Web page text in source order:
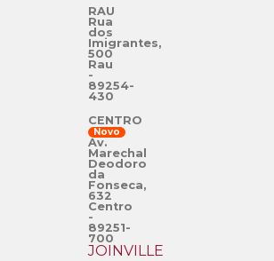
RAU
Rua
dos
Imigrantes,
500
Rau
-
89254-
430
CENTRO
Novo
Av.
Marechal
Deodoro
da
Fonseca,
632
Centro
-
89251-
700
JOINVILLE